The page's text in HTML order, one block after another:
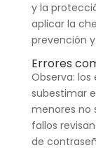
y la
aplicar la
prevención
Errores
Observa:
subestimar
menores no
fallos
de